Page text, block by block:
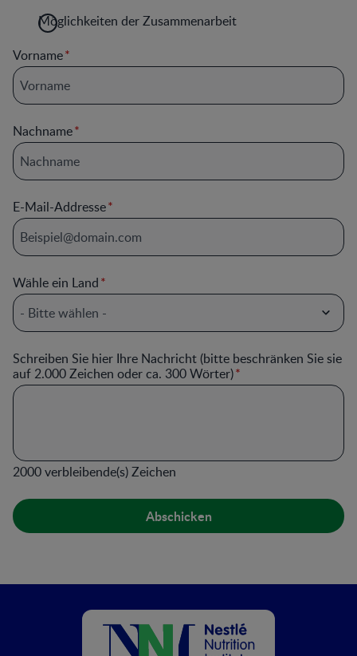
Möglichkeiten der Zusammenarbeit
Vorname
Nachname
E-Mail-Addresse
Wähle ein Land
Schreiben Sie hier Ihre Nachricht (bitte beschränken Sie sie
auf 2.000 Zeichen oder ca. 300 Wörter)
2000verbleibende(s) Zeichen